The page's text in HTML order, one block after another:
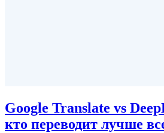
Google Translate vs
кто переводит лучше